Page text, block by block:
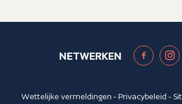
NETWERKEN
Wettelijke vermeldingen -Privacybeleid -